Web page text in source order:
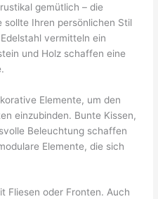
gemütlich – die
sollte Ihren persönlichen Stil
vermitteln ein
und Holz schaffen eine
Elemente, um den
einzubinden. Bunte Kissen,
Beleuchtung schaffen
Elemente, die sich
Fliesen oder Fronten. Auch